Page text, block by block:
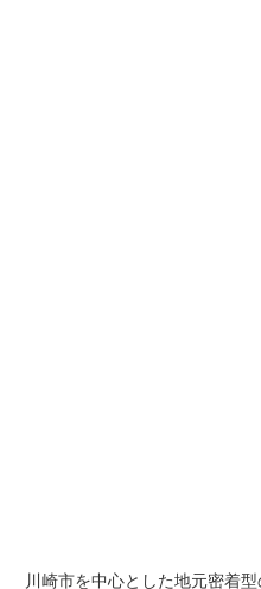
川崎市を中心とした地元密着